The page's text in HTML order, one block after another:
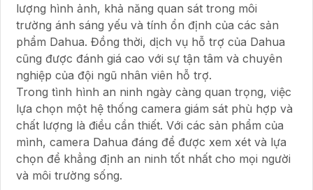
lượng hình ảnh, khả năng quan sát trong môi
trường ánh sáng yếu và tính ổn định của các sản
phẩm Dahua. Đồng thời, dịch vụ hỗ trợ của Dahua
cũng được đánh giá cao với sự tận tâm và chuyên
nghiệp của đội ngũ nhân viên hỗ trợ.
Trong tình hình an ninh ngày càng quan trọng, việc
lựa chọn một hệ thống camera giám sát phù hợp và
chất lượng là điều cần thiết. Với các sản phẩm của
mình, camera Dahua đáng để được xem xét và lựa
chọn để khẳng định an ninh tốt nhất cho mọi người
và môi trường sống.